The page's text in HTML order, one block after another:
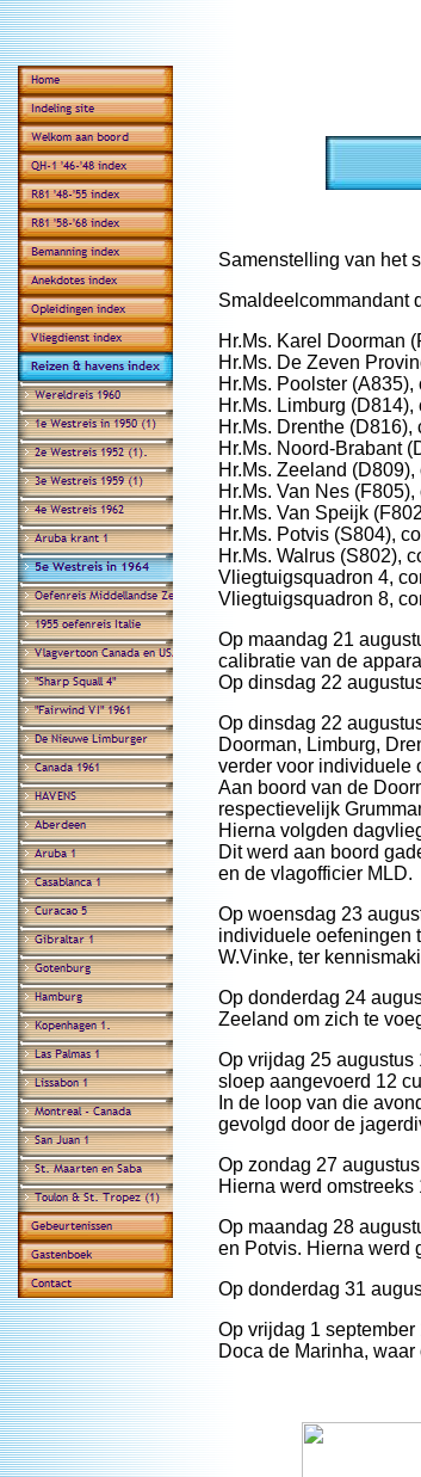
Samenstelling van het
Smaldeelcommandant
Hr.Ms. Karel Doorman
Hr.Ms. De Zeven
Hr.Ms. Poolster
Hr.Ms. Limburg
Hr.Ms. Drenthe (D816),
Hr.Ms. Noord-Brabant
Hr.Ms. Zeeland
Hr.Ms. Van Nes
Hr.Ms. Van Speijk
Hr.Ms. Potvis (S804),
Hr.Ms. Walrus (S802),
Vliegtuigsquadron 4,
Vliegtuigsquadron 8,
Op maandag 21
calibratie van de
Op dinsdag 22
Op dinsdag 22
Doorman, Limburg,
verder voor individuele
Aan boord van de
respectievelijk
Hierna volgden
Dit werd aan boord
en de vlagofficier MLD.
Op woensdag 23
individuele oefeningen
W.Vinke, ter
Op donderdag 24
Zeeland om zich te
Op vrijdag 25
sloep aangevoerd 12
In de loop van die
gevolgd door de
Op zondag 27
Hierna werd
Op maandag 28
en Potvis. Hierna werd
Op donderdag 31
Op vrijdag 1
Doca de Marinha,